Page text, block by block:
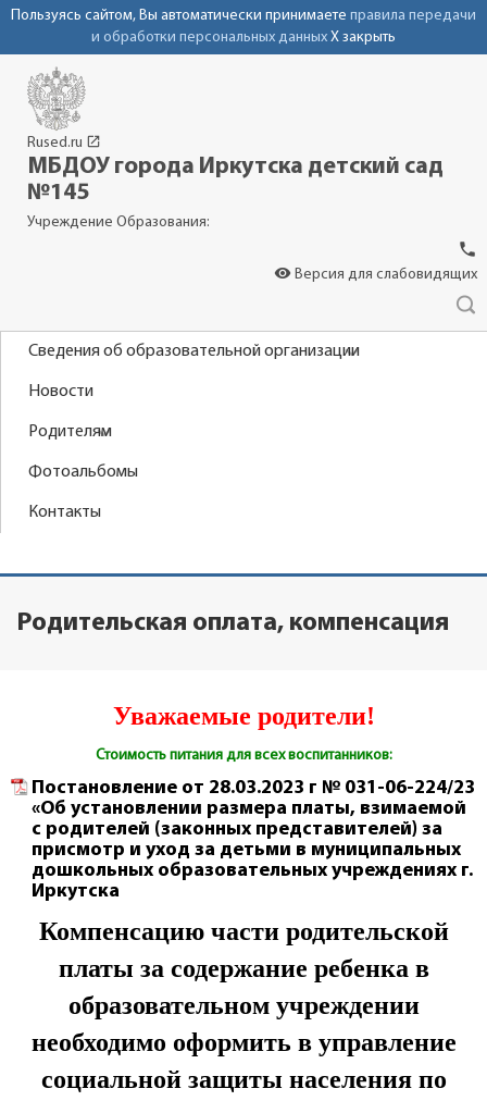
Пользуясь сайтом, Вы автоматически принимаете правила передачи
и обработки персональных данных X закрыть
Rused.ru launch
МБДОУ города Иркутска детский сад
№145
Учреждение Образования:
phone
visibility Версия для слабовидящих
Сведения об образовательной организации
Новости
Родителям
Фотоальбомы
Контакты
Родительская оплата, компенсация
Уважаемые родители!
Стоимость питания для всех воспитанников:
Постановление от 28.03.2023 г № 031-06-224/23
«Об установлении размера платы, взимаемой
с родителей (законных представителей) за
присмотр и уход за детьми в муниципальных
дошкольных образовательных учреждениях г.
Иркутска
Компенсацию части родительской
платы за содержание ребенка в
образовательном учреждении
необходимо оформить в управление
социальной защиты населения по